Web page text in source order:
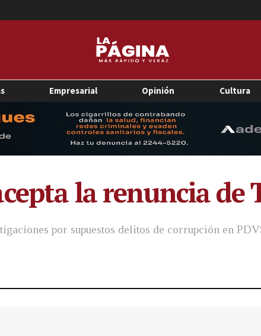
Empresarial Opinión Cultura
la renuncia de
por supuestos delitos de corrupción en